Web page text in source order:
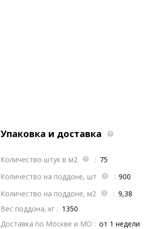
Упаковка и доставка
Количество штук в м2 : 75
Количество на поддоне, шт
: 900
Количество на поддоне, м2
: 9,38
Вес поддона, кг : 1350
Доставка по Москве и МО : от 1 недели